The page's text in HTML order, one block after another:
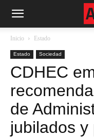
Inicio Estado
Estado Sociedad
CDHEC
de
jubilados y